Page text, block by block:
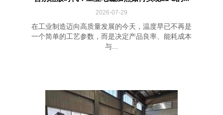
2026-07-29
在工业制造迈向高质量发展的今天，温度早已不再是
一个简单的工艺参数，而是决定产品良率、能耗成本
与...